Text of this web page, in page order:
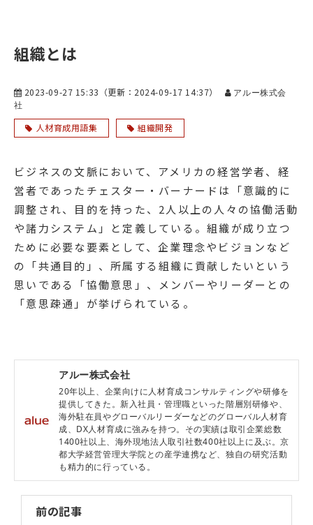
組織とは
2023-09-27 15:33 （更新： 2024-09-17 14:37）
アルー株式会
社
人材育成用語集
組織開発
ビジネスの文脈において、アメリカの経営学者、経
営者であったチェスター・バーナードは「意識的に
調整され、目的を持った、2人以上の人々の協働活動
や諸力システム」と定義している。組織が成り立つ
ために必要な要素として、企業理念やビジョンなど
の「共通目的」、所属する組織に貢献したいという
思いである「協働意思」、メンバーやリーダーとの
「意思疎通」が挙げられている。
アルー株式会社
20年以上、企業向けに人材育成コンサルティングや研修を
提供してきた。新入社員・管理職といった階層別研修や、
海外駐在員やグローバルリーダーなどのグローバル人材育
成、DX人材育成に強みを持つ。その実績は取引企業総数
1400社以上、海外現地法人取引社数400社以上に及ぶ。京
都大学経営管理大学院との産学連携など、独自の研究活動
も精力的に行っている。
前の記事